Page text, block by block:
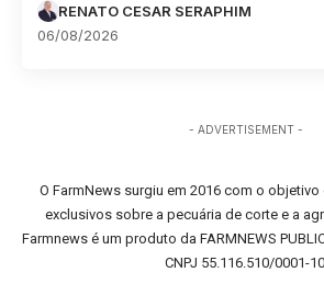
RENATO CESAR SERAPHIM
06/08/2026
- ADVERTISEMENT -
O FarmNews surgiu em 2016 com o
exclusivos sobre a pecuária de corte e a
Farmnews é um produto da FARMNEWS
CNPJ 55.116.510/0001-